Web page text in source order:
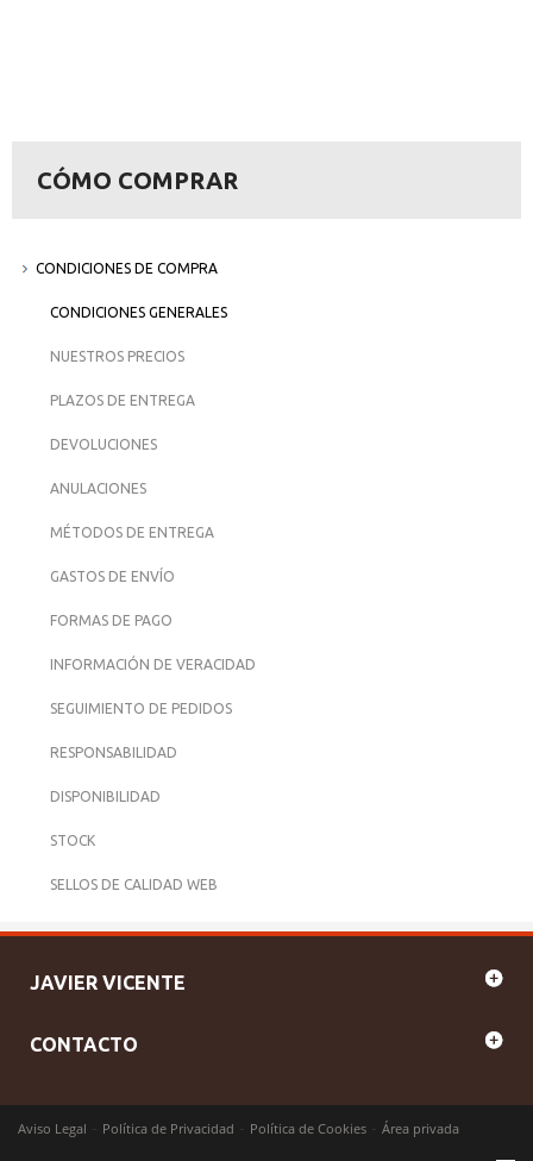
CÓMO COMPRAR
CONDICIONES DE COMPRA
CONDICIONES GENERALES
NUESTROS PRECIOS
PLAZOS DE ENTREGA
DEVOLUCIONES
ANULACIONES
MÉTODOS DE ENTREGA
GASTOS DE ENVÍO
FORMAS DE PAGO
INFORMACIÓN DE VERACIDAD
SEGUIMIENTO DE PEDIDOS
RESPONSABILIDAD
DISPONIBILIDAD
STOCK
SELLOS DE CALIDAD WEB
JAVIER VICENTE
CONTACTO
Aviso Legal Política de Privacidad Política de Cookies Área privada